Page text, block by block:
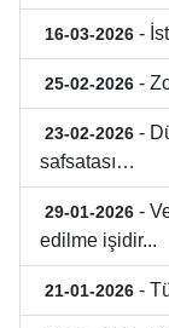
16-03-2026 -
25-02-2026 -
23-02-2026 -
safsatası…
29-01-2026 -
edilme işidir...
21-01-2026 -